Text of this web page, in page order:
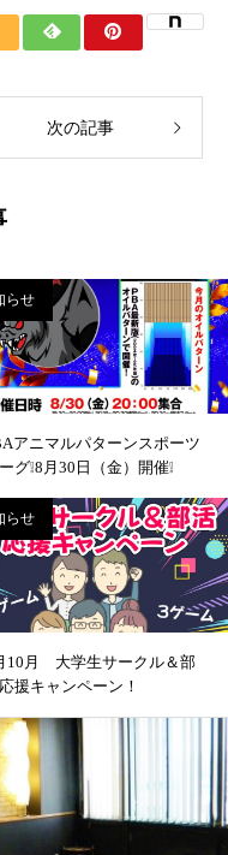
次の記事
らせ
アニマルパターンスポーツ
グ❕8月30日（金）開催❕
らせ
10月 大学生サークル＆部
援キャンペーン！